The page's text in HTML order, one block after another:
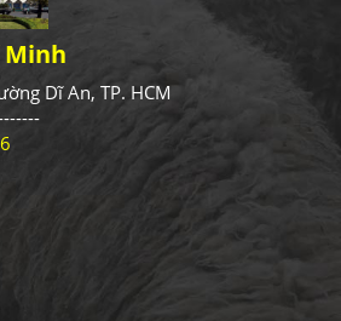
Minh
Dĩ An, TP. HCM